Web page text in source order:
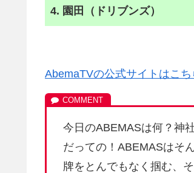
4. 園田（ドリブンズ）
AbemaTVの公式サイトはこち
今日のABEMASは何？神
だっての！ABEMASはそ
牌をとんでもなく掴む、